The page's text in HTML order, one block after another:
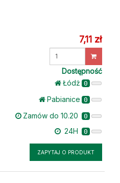
7,11 zł
Wprowadź
Dostępność
Łódż 0
Pabianice 0
Zamów do 10.20 0
24H 0
ZAPYTAJ O PRODUKT